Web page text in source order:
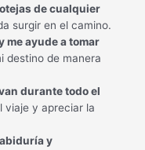
de cualquier
surgir en el camino.
me ayude a tomar
destino de manera
durante todo el
viaje y apreciar la
y